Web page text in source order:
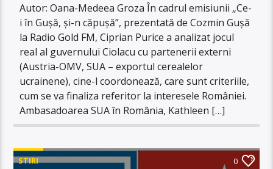
Autor: Oana-Medeea Groza În cadrul emisiunii „Ce-
i în Gușă, și-n căpușă”, prezentată de Cozmin Gușă
la Radio Gold FM, Ciprian Purice a analizat jocul
real al guvernului Ciolacu cu partenerii externi
(Austria-OMV, SUA – exportul cerealelor
ucrainene), cine-l coordonează, care sunt criteriile,
cum se va finaliza referitor la interesele României.
Ambasadoarea SUA în România, Kathleen […]
STIRI 0